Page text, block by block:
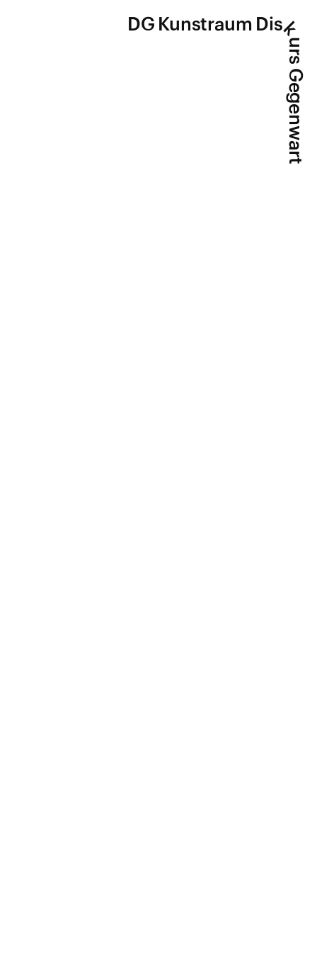
DG Kunstraum Disk
urs Gegenwart